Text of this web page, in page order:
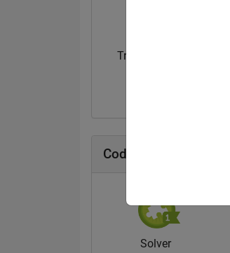
Treasure Hunt...
Cody Badge
Solver